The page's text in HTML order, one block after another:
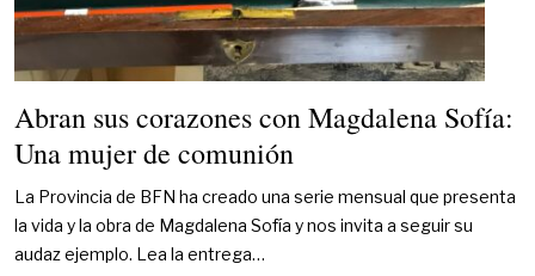
Abran sus corazones con Magdalena Sofía:
Una mujer de comunión
La Provincia de BFN ha creado una serie mensual que presenta
la vida y la obra de Magdalena Sofía y nos invita a seguir su
audaz ejemplo. Lea la entrega…